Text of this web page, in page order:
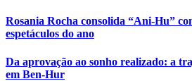
Rosania Rocha consolida “Ani-Hu”
espetáculos do ano
Da aprovação ao sonho realizado: a
em Ben-Hur